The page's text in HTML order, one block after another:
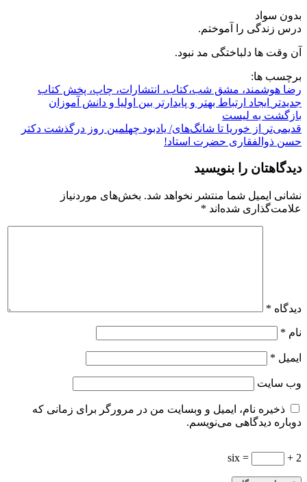
بدون سواد
درس زندگی را آموختم‌.
آن وقت ها دلباختگی مد نبود.
برچسب ها:
رضا هوشمند، مشق شب،کتاب، انتشارات، چاپ، پخش کتاب
جدیدتر
ایجاد ارتباط بهتر و پایدارتر بین اولیا و دانش آموزان
بازگشت بە لیست
قدیمی‌تر
از خوریا تا شانگ‌های/ یادبود چهلمین روز درگذشت دکتر
حسن ذوالفقاری حضرت استاد!
دیدگاهتان را بنویسید
نشانی ایمیل شما منتشر نخواهد شد. بخش‌های موردنیاز
علامت‌گذاری شده‌اند *
دیدگاه *
نام *
ایمیل *
وب‌ سایت
ذخیره نام، ایمیل و وبسایت من در مرورگر برای زمانی که
دوباره دیدگاهی می‌نویسم.
2 +
= six